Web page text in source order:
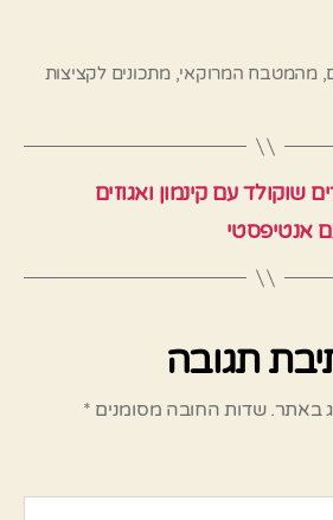
,מהמטבח המרוקאי,מתכונים לקציצות
שוקולד עם קינמון ואגוזים
אנטיפסטי
תגובה
באתר. שדות החובה מסומנים *